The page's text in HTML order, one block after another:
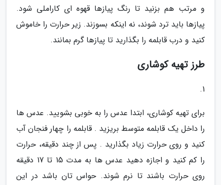
و مرتب هم بزنید تا رنگ پیازها قهوه ای کاراملی شود.
پیازها باید ترد شوند، نه اینکه بسوزند. زیر حرارت را خاموش
کنید و درب قابلمه را بگذارید تا پیازها گرم بمانند.
طرز تهیه کوشاری
1.
برای تهیه کوشاری، ابتدا عدس را به خوبی بشویید. عدس ها
را داخل یک قابلمه متوسط بریزید . قابلمه را چهار فنجان آب
کنید و روی حرارت زیاد بگذارید . پس از چند دقیقه، حرارت
را کم کنید و اجازه دهید عدس ها به مدت 15 تا 17 دقیقه
روی حرارت باشند تا نرم شوند. حواس تان باشد در این